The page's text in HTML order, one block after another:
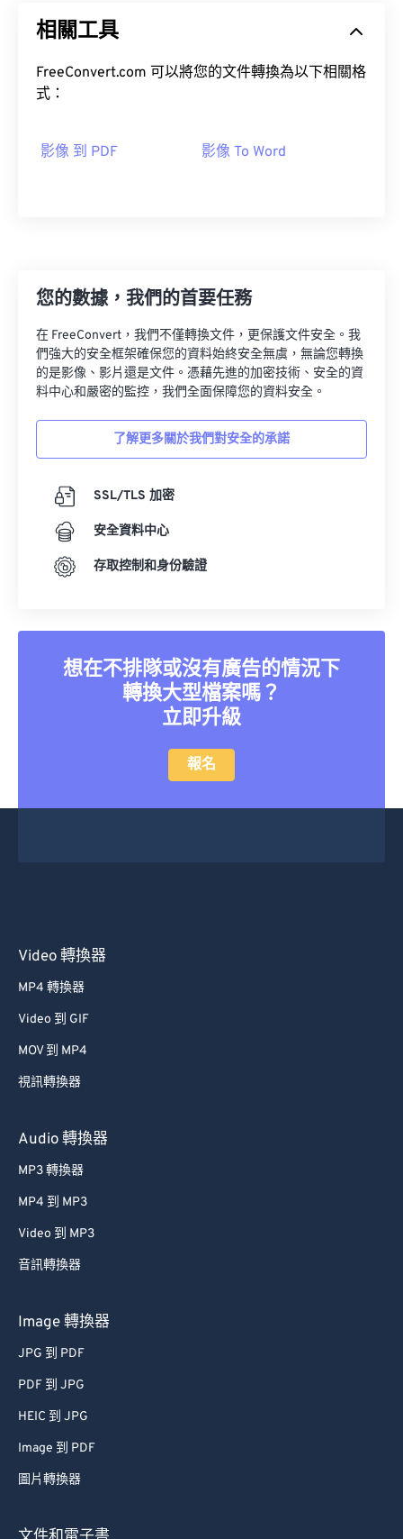
相關工具
FreeConvert.com 可以將您的文件轉換為以下相關格
式：
影像 到 PDF 影像 To Word
您的數據，我們的首要任務
在 FreeConvert，我們不僅轉換文件，更保護文件安全。我
們強大的安全框架確保您的資料始終安全無虞，無論您轉換
的是影像、影片還是文件。憑藉先進的加密技術、安全的資
料中心和嚴密的監控，我們全面保障您的資料安全。
了解更多關於我們對安全的承諾
SSL/TLS 加密
安全資料中心
存取控制和身份驗證
想在不排隊或沒有廣告的情況下
轉換大型檔案嗎？
立即升級
報名
Video 轉換器
MP4 轉換器
Video 到 GIF
MOV 到 MP4
視訊轉換器
Audio 轉換器
MP3 轉換器
MP4 到 MP3
Video 到 MP3
音訊轉換器
Image 轉換器
JPG 到 PDF
PDF 到 JPG
HEIC 到 JPG
Image 到 PDF
圖片轉換器